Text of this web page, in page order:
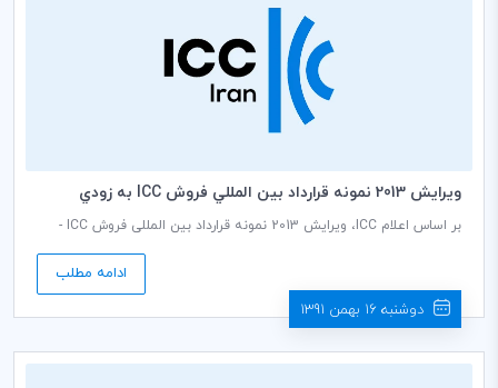
ويرايش 2013 نمونه قرارداد بين المللي فروش ICC به زودي
بر اساس اعلام ICC، ویرایش 2013 نمونه قرارداد بین المللی فروش ICC -
ادامه مطلب
دوشنبه 16 بهمن 1391